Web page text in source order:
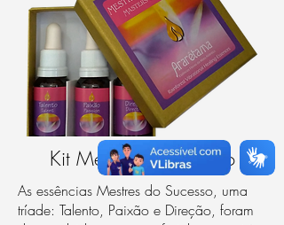
Kit Mestres do Sucesso
As essências Mestres do Sucesso, uma
tríade: Talento, Paixão e Direção, foram